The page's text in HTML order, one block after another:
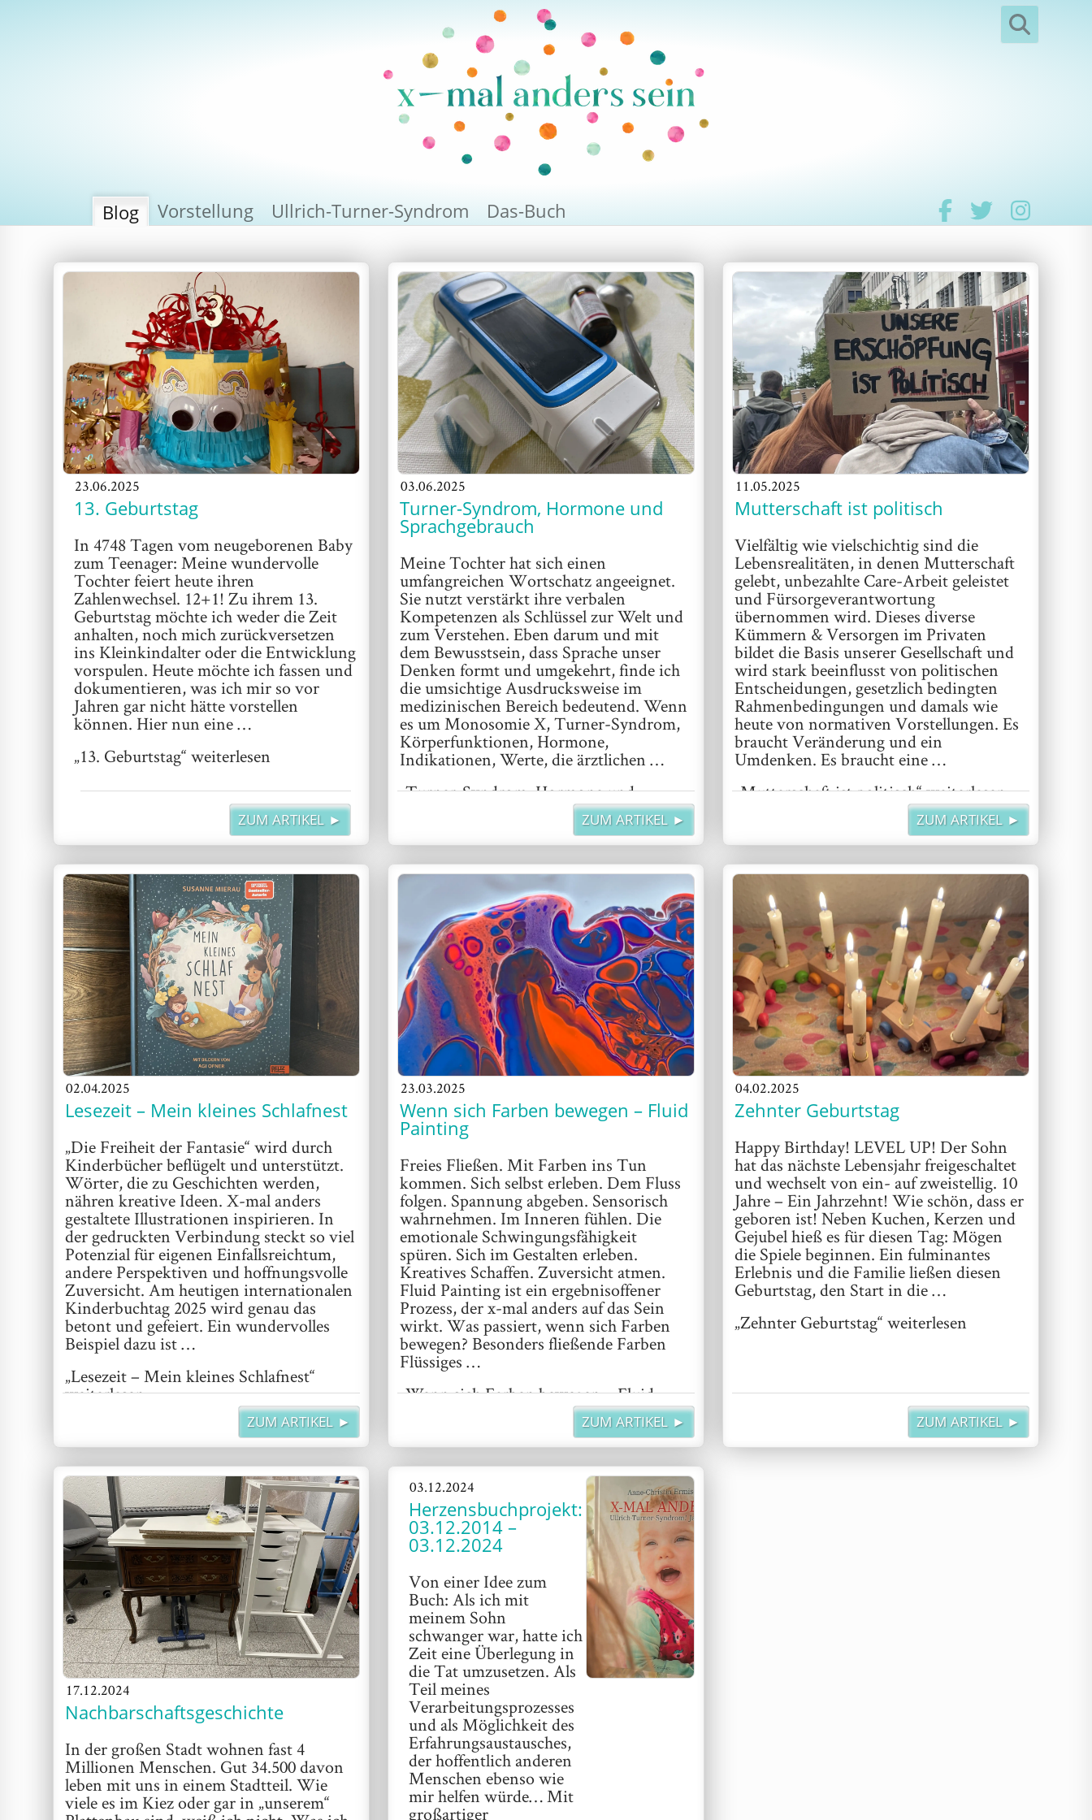
Blog Vorstellung Ullrich-Turner-Syndrom Das-Buch
23.06.2025
13. Geburtstag
In 4748 Tagen vom neugeborenen Baby
zum Teenager: Meine wundervolle
Tochter feiert heute ihren
Zahlenwechsel. 12+1! Zu ihrem 13.
Geburtstag möchte ich weder die Zeit
anhalten, noch mich zurückversetzen
ins Kleinkindalter oder die Entwicklung
vorspulen. Heute möchte ich fassen und
dokumentieren, was ich mir so vor
Jahren gar nicht hätte vorstellen
können. Hier nun eine …
„13. Geburtstag“weiterlesen
ZUM ARTIKEL ►
03.06.2025
Turner-Syndrom, Hormone und
Sprachgebrauch
Meine Tochter hat sich einen
umfangreichen Wortschatz angeeignet.
Sie nutzt verstärkt ihre verbalen
Kompetenzen als Schlüssel zur Welt und
zum Verstehen. Eben darum und mit
dem Bewusstsein, dass Sprache unser
Denken formt und umgekehrt, finde ich
die umsichtige Ausdrucksweise im
medizinischen Bereich bedeutend. Wenn
es um Monosomie X, Turner-Syndrom,
Körperfunktionen, Hormone,
Indikationen, Werte, die ärztlichen …
„Turner-Syndrom, Hormone und
weiterlesenZUM ARTIKEL ►
11.05.2025
Mutterschaft ist politisch
Vielfältig wie vielschichtig sind die
Lebensrealitäten, in denen Mutterschaft
gelebt, unbezahlte Care-Arbeit geleistet
und Fürsorgeverantwortung
übernommen wird. Dieses diverse
Kümmern & Versorgen im Privaten
bildet die Basis unserer Gesellschaft und
wird stark beeinflusst von politischen
Entscheidungen, gesetzlich bedingten
Rahmenbedingungen und damals wie
heute von normativen Vorstellungen. Es
braucht Veränderung und ein
Umdenken. Es braucht eine …
„Mutterschaft ist politisch“weiterlesen
ZUM ARTIKEL ►
02.04.2025
Lesezeit – Mein kleines Schlafnest
„Die Freiheit der Fantasie“ wird durch
Kinderbücher beflügelt und unterstützt.
Wörter, die zu Geschichten werden,
nähren kreative Ideen. X-mal anders
gestaltete Illustrationen inspirieren. In
der gedruckten Verbindung steckt so viel
Potenzial für eigenen Einfallsreichtum,
andere Perspektiven und hoffnungsvolle
Zuversicht. Am heutigen internationalen
Kinderbuchtag 2025 wird genau das
betont und gefeiert. Ein wundervolles
Beispiel dazu ist …
„Lesezeit – Mein kleines Schlafnest“
weiterlesen
ZUM ARTIKEL ►
23.03.2025
Wenn sich Farben bewegen – Fluid
Painting
Freies Fließen. Mit Farben ins Tun
kommen. Sich selbst erleben. Dem Fluss
folgen. Spannung abgeben. Sensorisch
wahrnehmen. Im Inneren fühlen. Die
emotionale Schwingungsfähigkeit
spüren. Sich im Gestalten erleben.
Kreatives Schaffen. Zuversicht atmen.
Fluid Painting ist ein ergebnisoffener
Prozess, der x-mal anders auf das Sein
wirkt. Was passiert, wenn sich Farben
bewegen? Besonders fließende Farben
Flüssiges …
„Wenn sich Farben bewegen – Fluid
ZUM ARTIKEL ►
04.02.2025
Zehnter Geburtstag
Happy Birthday! LEVEL UP! Der Sohn
hat das nächste Lebensjahr freigeschaltet
und wechselt von ein- auf zweistellig. 10
Jahre – Ein Jahrzehnt! Wie schön, dass er
geboren ist! Neben Kuchen, Kerzen und
Gejubel hieß es für diesen Tag: Mögen
die Spiele beginnen. Ein fulminantes
Erlebnis und die Familie ließen diesen
Geburtstag, den Start in die …
„Zehnter Geburtstag“weiterlesen
ZUM ARTIKEL ►
17.12.2024
Nachbarschaftsgeschichte
In der großen Stadt wohnen fast 4
Millionen Menschen. Gut 34.500 davon
leben mit uns in einem Stadtteil. Wie
viele es im Kiez oder gar in „unserem“
03.12.2024
Herzensbuchprojekt:
03.12.2014 –
03.12.2024
Von einer Idee zum
Buch: Als ich mit
meinem Sohn
schwanger war, hatte ich
Zeit eine Überlegung in
die Tat umzusetzen. Als
Teil meines
Verarbeitungsprozesses
und als Möglichkeit des
Erfahrungsaustausches,
der hoffentlich anderen
Menschen ebenso wie
mir helfen würde… Mit
großartiger